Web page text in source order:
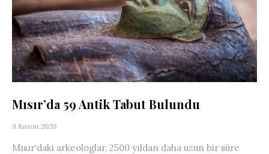
Mısır’da 59 Antik Tabut Bulundu
9 Kasım 2020
Mısır‘daki arkeologlar, 2500 yıldan daha uzun bir süre